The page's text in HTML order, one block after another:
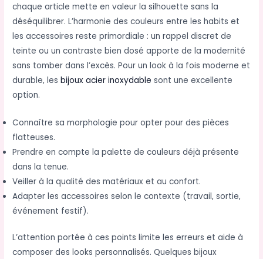
chaque article mette en valeur la silhouette sans la
déséquilibrer. L’harmonie des couleurs entre les habits et
les accessoires reste primordiale : un rappel discret de
teinte ou un contraste bien dosé apporte de la modernité
sans tomber dans l’excès. Pour un look à la fois moderne et
durable, lesbijoux acier inoxydable sont une excellente
option.
Connaître sa morphologie pour opter pour des pièces
flatteuses.
Prendre en compte la palette de couleurs déjà présente
dans la tenue.
Veiller à la qualité des matériaux et au confort.
Adapter les accessoires selon le contexte (travail, sortie,
événement festif).
L’attention portée à ces points limite les erreurs et aide à
composer des looks personnalisés. Quelques bijoux